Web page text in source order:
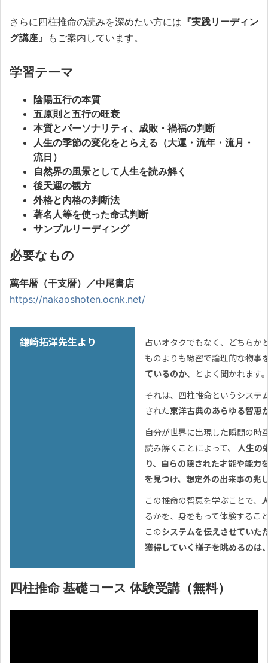
さらに四柱推命の読みを深めたい方には 『実践リーディン
グ講座』 もご案内しています。
学習テーマ
陰陽五行の本質
五原則と五行の旺衰
本質とパーソナリティ、成敗・禍福の判断
人生の季節の変化をとらえる（大運・流年・流月・
流日）
自然界の風景として人生を読み解く
後天運の観方
外格と内格の判断法
著名人等を使った命式判断
サンプルリーディング
必要なもの
萬年暦（干支暦）／中尾書店
https://nakaoshoten.ocnk.net/
鎌崎拓洋先生より
占いオタクでもなく、どちらか
ものよりも緻密で論理的な物事
ているのか、とよく聞かれます
それは、四柱推命というシステ
された東洋古典のあらゆる智恵
自分が世界に出現した瞬間の時
読み解くことによって、
人生の
り、自らの隠された才能や能力
を見つけ、想定外の出来事の兆
この推命の智恵を学ぶことで、
るかを、身をもって体験するこ
このシステムを伝えさせていた
獲得していく様子を眺めるのは
四柱推命 基礎コース 体験受講（無料）